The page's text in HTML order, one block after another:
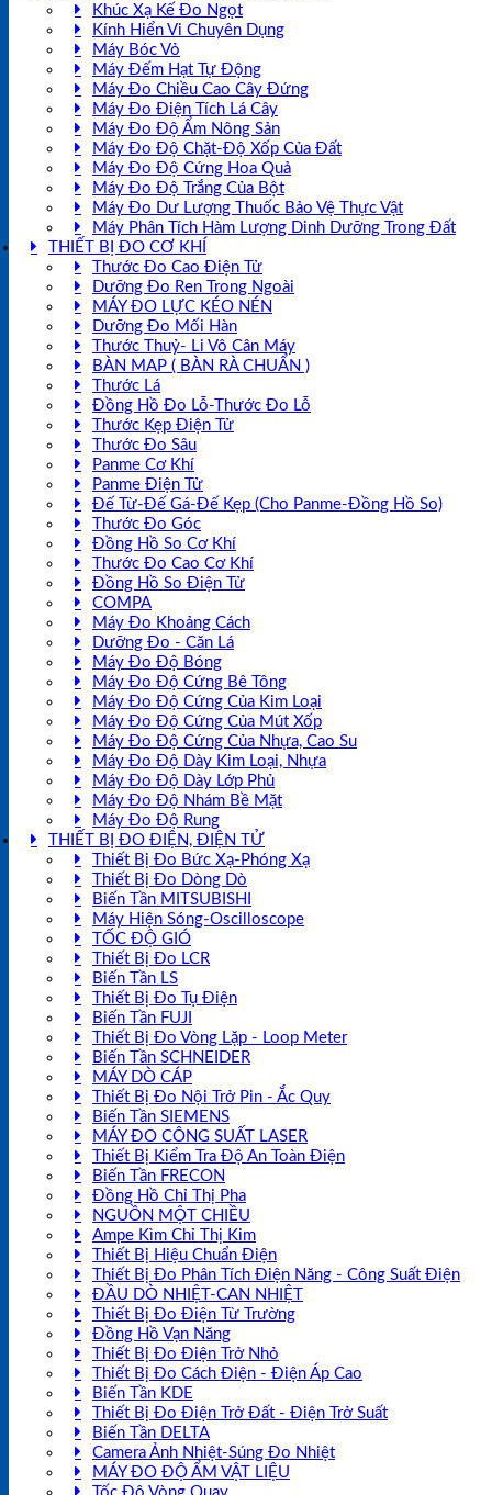
Khúc Xạ Kế Đo Ngọt
Kính Hiển Vi Chuyên Dụng
Máy Bóc Vỏ
Máy Đếm Hạt Tự Động
Máy Đo Chiều Cao Cây Đứng
Máy Đo Điện Tích Lá Cây
Máy Đo Độ Ẩm Nông Sản
Máy Đo Độ Chặt-Độ Xốp Của Đất
Máy Đo Độ Cứng Hoa Quả
Máy Đo Độ Trắng Của Bột
Máy Đo Dư Lượng Thuốc Bảo Vệ Thực Vật
Máy Phân Tích Hàm Lượng Dinh Dưỡng Trong Đất
THIẾT BỊ ĐO CƠ KHÍ
Thước Đo Cao Điện Tử
Dưỡng Đo Ren Trong Ngoài
MÁY ĐO LỰC KÉO NÉN
Dưỡng Đo Mối Hàn
Thước Thuỷ- Li Vô Cân Máy
BÀN MAP ( BÀN RÀ CHUẨN )
Thước Lá
Đồng Hồ Đo Lỗ-Thước Đo Lỗ
Thước Kẹp Điện Tử
Thước Đo Sâu
Panme Cơ Khí
Panme Điện Tử
Đế Từ-Đế Gá-Đế Kẹp (Cho Panme-Đồng Hồ So)
Thước Đo Góc
Đồng Hồ So Cơ Khí
Thước Đo Cao Cơ Khí
Đồng Hồ So Điện Tử
COMPA
Máy Đo Khoảng Cách
Dưỡng Đo - Căn Lá
Máy Đo Độ Bóng
Máy Đo Độ Cứng Bê Tông
Máy Đo Độ Cứng Của Kim Loại
Máy Đo Độ Cứng Của Mút Xốp
Máy Đo Độ Cứng Của Nhựa, Cao Su
Máy Đo Độ Dày Kim Loại, Nhựa
Máy Đo Độ Dày Lớp Phủ
Máy Đo Độ Nhám Bề Mặt
Máy Đo Độ Rung
THIẾT BỊ ĐO ĐIỆN, ĐIỆN TỬ
Thiết Bị Đo Bức Xạ-Phóng Xạ
Thiết Bị Đo Dòng Dò
Biến Tần MITSUBISHI
Máy Hiện Sóng-Oscilloscope
TỐC ĐỘ GIÓ
Thiết Bị Đo LCR
Biến Tần LS
Thiết Bị Đo Tụ Điện
Biến Tần FUJI
Thiết Bị Đo Vòng Lặp - Loop Meter
Biến Tần SCHNEIDER
MÁY DÒ CÁP
Thiết Bị Đo Nội Trở Pin - Ắc Quy
Biến Tần SIEMENS
MÁY ĐO CÔNG SUẤT LASER
Thiết Bị Kiểm Tra Độ An Toàn Điện
Biến Tần FRECON
Đồng Hồ Chỉ Thị Pha
NGUỒN MỘT CHIỀU
Ampe Kìm Chỉ Thị Kim
Thiết Bị Hiệu Chuẩn Điện
Thiết Bị Đo Phân Tích Điện Năng - Công Suất Điện
ĐẦU DÒ NHIỆT-CAN NHIỆT
Thiết Bị Đo Điện Từ Trường
Đồng Hồ Vạn Năng
Thiết Bị Đo Điện Trở Nhỏ
Thiết Bị Đo Cách Điện - Điện Áp Cao
Biến Tần KDE
Thiết Bị Đo Điện Trở Đất - Điện Trở Suất
Biến Tần DELTA
Camera Ảnh Nhiệt-Súng Đo Nhiệt
MÁY ĐO ĐỘ ẨM VẬT LIỆU